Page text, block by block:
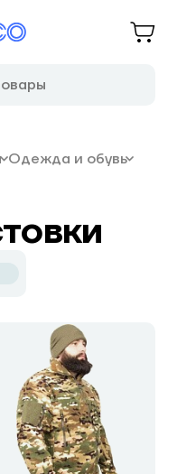
Одежда и обувь